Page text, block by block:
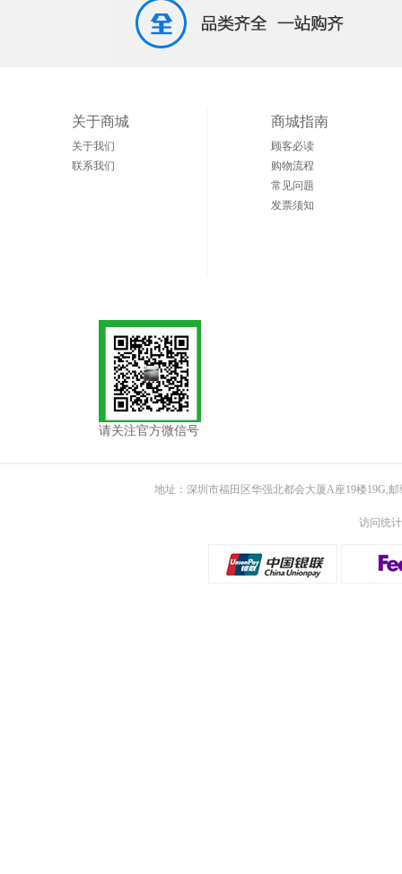
关于商城
关于我们
联系我们
商城指南
顾客必读
购物流程
常见问题
发票须知
请关注官方微信号
地址：深圳市福田区华强北都会大厦A座19楼19G,
访问统